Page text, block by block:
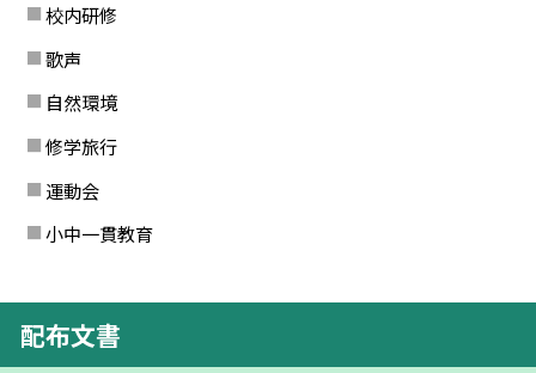
校内研修
歌声
自然環境
修学旅行
運動会
小中一貫教育
配布文書